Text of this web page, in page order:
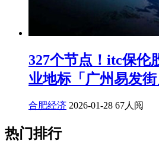
327个节点！itc保伦
业地标「广州易发街
合肥经济 2026-01-28 67人阅
热门排行